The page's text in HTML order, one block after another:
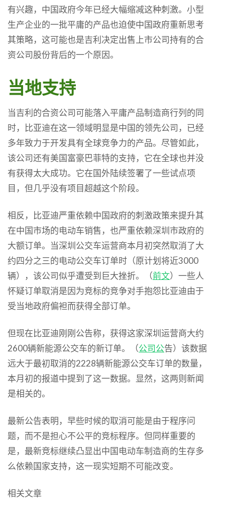
有兴趣，中国政府今年已经大幅缩减这种刺激。小型
生产企业的一批平庸的产品也迫使中国政府重新思考
其策略，这可能也是吉利决定出售上市公司持有的合
资公司股份背后的一个原因。
当地支持
当吉利的合资公司可能落入平庸产品制造商行列的同
时，比亚迪在这一领域明显是中国的领先公司，已经
多年致力于开发具有全球竞争力的产品。尽管如此，
该公司还有美国富豪巴菲特的支持，它在全球也并没
有获得太大成功。它在国外陆续签署了一些试点项
目，但几乎没有项目超越这个阶段。
相反，比亚迪严重依赖中国政府的刺激政策来提升其
在中国市场的电动车销售，也严重依赖深圳市政府的
大额订单。当深圳公交车运营商本月初突然取消了大
约四分之三的电动公交车订单时（原计划将近3000
辆），该公司似乎遭受到巨大挫折。（前文）一些人
怀疑订单取消是因为竞标的竞争对手抱怨比亚迪由于
受当地政府偏袒而获得全部订单。
但现在比亚迪刚刚公告称，获得这家深圳运营商大约
2600辆新能源公交车的新订单。（公司公告）该数据
远大于最初取消的2228辆新能源公交车订单的数量，
本月初的报道中提到了这一数据。显然，这两则新闻
是相关的。
最新公告表明，早些时候的取消可能是由于程序问
题，而不是担心不公平的竞标程序。但同样重要的
是，最新竞标继续凸显出中国电动车制造商的生存多
么依赖国家支持，这一现实短期不可能改变。
相关文章